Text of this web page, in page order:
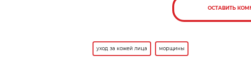
ОСТАВИТЬ
уход за кожей лица морщины